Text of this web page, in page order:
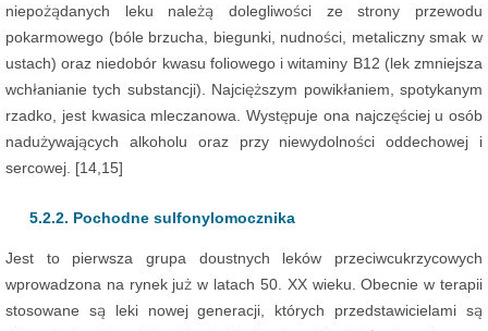
niepożądanych leku należą dolegliwości ze strony przewodu
pokarmowego (bóle brzucha, biegunki, nudności, metaliczny smak w
ustach) oraz niedobór kwasu foliowego i witaminy B12 (lek zmniejsza
wchłanianie tych substancji). Najcięższym powikłaniem, spotykanym
rzadko, jest kwasica mleczanowa. Występuje ona najczęściej u osób
nadużywających alkoholu oraz przy niewydolności oddechowej i
sercowej. [14,15]
5.2.2. Pochodne sulfonylomocznika
Jest to pierwsza grupa doustnych leków przeciwcukrzycowych
wprowadzona na rynek już w latach 50. XX wieku. Obecnie w terapii
stosowane są leki nowej generacji, których przedstawicielami są